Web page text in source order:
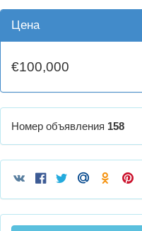
Цена
€100,000
Номер объявления 158